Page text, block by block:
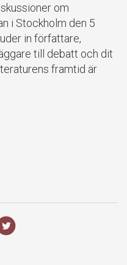
om
i Stockholm den 5
in författare,
till debatt och dit
framtid är